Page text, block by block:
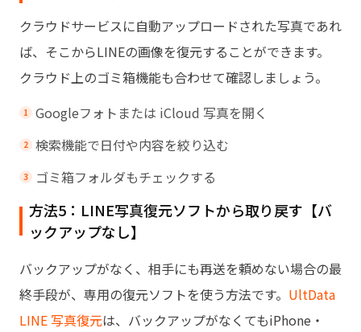
クラウドサービスに自動アップロードされた写真であれ
ば、そこからLINEの画像を復元することができます。
クラウド上のゴミ箱機能も合わせて確認しましょう。
Googleフォトまたは iCloud 写真を開く
検索機能で日付や内容を絞り込む
ゴミ箱フォルダもチェックする
方法5：LINE写真復元ソフトから取り戻す【バ
ックアップなし】
バックアップがなく、相手にも再送を頼めない場合の最
終手段が、専用の復元ソフトを使う方法です。 UltData
LINE 写真復元は、バックアップがなくてもiPhone・